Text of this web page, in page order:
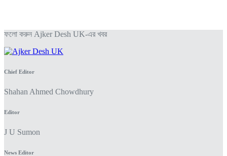
ফলো করুন Ajker Desh UK-এর খবর
Chief Editor
Shahan Ahmed Chowdhury
Editor
J U Sumon
News Editor